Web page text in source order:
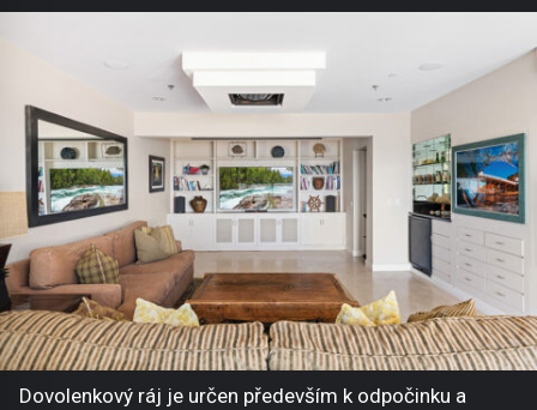
Dovolenkový ráj je určen především k odpočinku a